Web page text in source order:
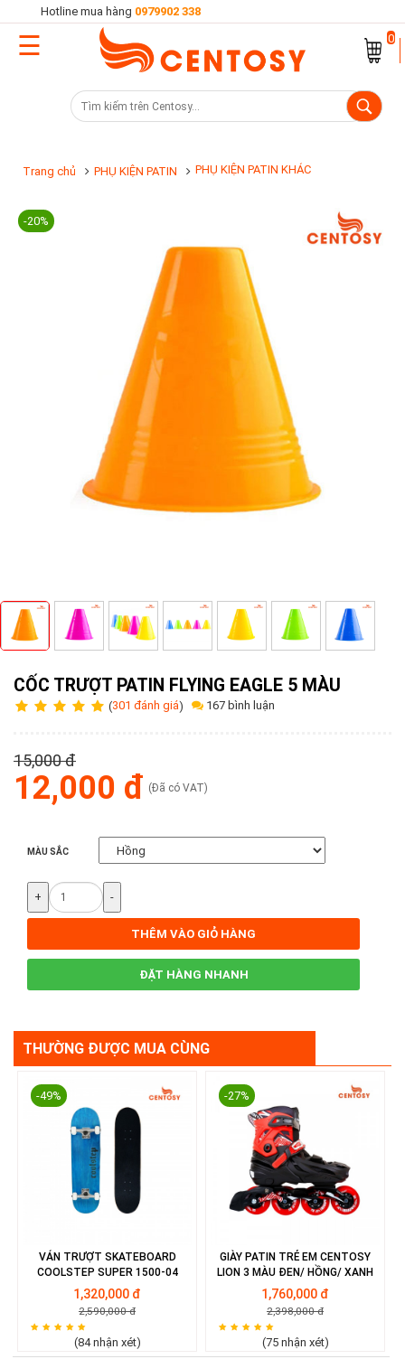
Trang
338
Hotline mua hàng 0979902 338
0
☰
Trang chủ PHỤ KIỆN PATIN PHỤ KIỆN PATIN KHÁC
-20%
CỐC TRƯỢT PATIN FLYING EAGLE 5 MÀU
(301 đánh giá) 167 bình luận
15,000 đ
12,000 đ (Đã có VAT)
MÀU SẮC
+ -
THÊM VÀO GIỎ HÀNG
ĐẶT HÀNG NHANH
THƯỜNG ĐƯỢC MUA CÙNG
-49%
VÁN TRƯỢT SKATEBOARD
COOLSTEP SUPER 1500-04
1,320,000 đ
2,590,000 đ
(84 nhận xét)
-27%
GIÀY PATIN TRẺ EM CENTOSY
LION 3 MÀU ĐEN/ HỒNG/ XANH
1,760,000 đ
2,398,000 đ
(75 nhận xét)